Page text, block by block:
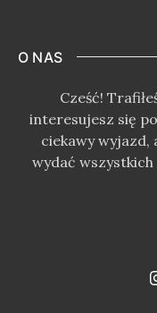
O NAS
Cześć!
interesujesz się
ciekawy wyjazd,
wydać